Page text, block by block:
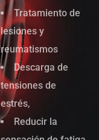
Tratamiento de
lesiones y
reumatismos
Descarga de
tensiones de
estrés,
Reducir la